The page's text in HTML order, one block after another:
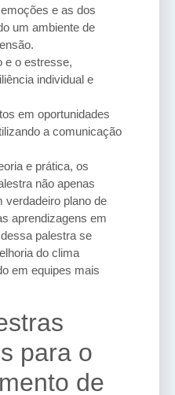
e as dos
um ambiente de
e o estresse,
individual e
em oportunidades
a comunicação
e prática, os
não apenas
verdadeiro plano de
aprendizagens em
palestra se
do clima
em equipes mais
para o
de